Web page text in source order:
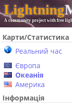
Lightning
A community project with free
Карти/Статистика
Реальний час
Європа
Океанія
Америка
Інформація